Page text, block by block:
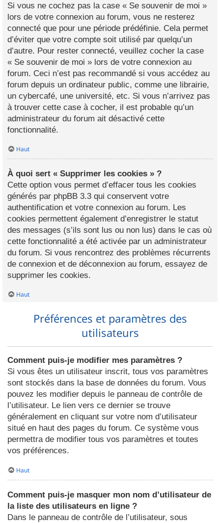
Si vous ne cochez pas la case « Se souvenir de moi »
lors de votre connexion au forum, vous ne resterez
connecté que pour une période prédéfinie. Cela permet
d’éviter que votre compte soit utilisé par quelqu’un
d’autre. Pour rester connecté, veuillez cocher la case
« Se souvenir de moi » lors de votre connexion au
forum. Ceci n’est pas recommandé si vous accédez au
forum depuis un ordinateur public, comme une librairie,
un cybercafé, une université, etc. Si vous n’arrivez pas
à trouver cette case à cocher, il est probable qu’un
administrateur du forum ait désactivé cette
fonctionnalité.
Haut
À quoi sert « Supprimer les cookies » ?
Cette option vous permet d’effacer tous les cookies
générés par phpBB 3.3 qui conservent votre
authentification et votre connexion au forum. Les
cookies permettent également d’enregistrer le statut
des messages (s’ils sont lus ou non lus) dans le cas où
cette fonctionnalité a été activée par un administrateur
du forum. Si vous rencontrez des problèmes récurrents
de connexion et de déconnexion au forum, essayez de
supprimer les cookies.
Haut
Préférences et paramètres des
utilisateurs
Comment puis-je modifier mes paramètres ?
Si vous êtes un utilisateur inscrit, tous vos paramètres
sont stockés dans la base de données du forum. Vous
pouvez les modifier depuis le panneau de contrôle de
l’utilisateur. Le lien vers ce dernier se trouve
généralement en cliquant sur votre nom d’utilisateur
situé en haut des pages du forum. Ce système vous
permettra de modifier tous vos paramètres et toutes
vos préférences.
Haut
Comment puis-je masquer mon nom d’utilisateur de
la liste des utilisateurs en ligne ?
Dans le panneau de contrôle de l’utilisateur, sous